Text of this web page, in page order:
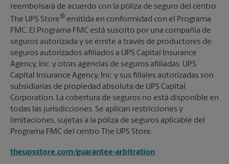
reembolsará de acuerdo con la póliza de seguro del centro
The UPS Store® emitida en conformidad con el Programa
FMC. El Programa FMC está suscrito por una compañía de
seguros autorizada y se emite a través de productores de
seguros autorizados afiliados a UPS Capital Insurance
Agency, Inc. y otras agencias de seguros afiliadas. UPS
Capital Insurance Agency, Inc. y sus filiales autorizadas son
subsidiarias de propiedad absoluta de UPS Capital
Corporation. La cobertura de seguros no está disponible en
todas las jurisdicciones. Se aplican restricciones y
limitaciones, sujetas a la póliza de seguros aplicable del
Programa FMC del centro The UPS Store.
theupsstore.com/guarantee-arbitration